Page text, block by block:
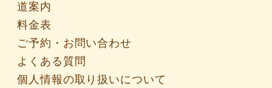
道案内
料金表
ご予約・お問い合わせ
よくある質問
個人情報の取り扱いについて